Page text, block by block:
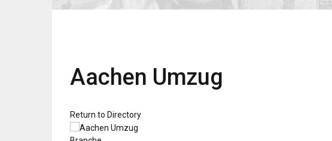
Aachen Umzug
Return to Directory